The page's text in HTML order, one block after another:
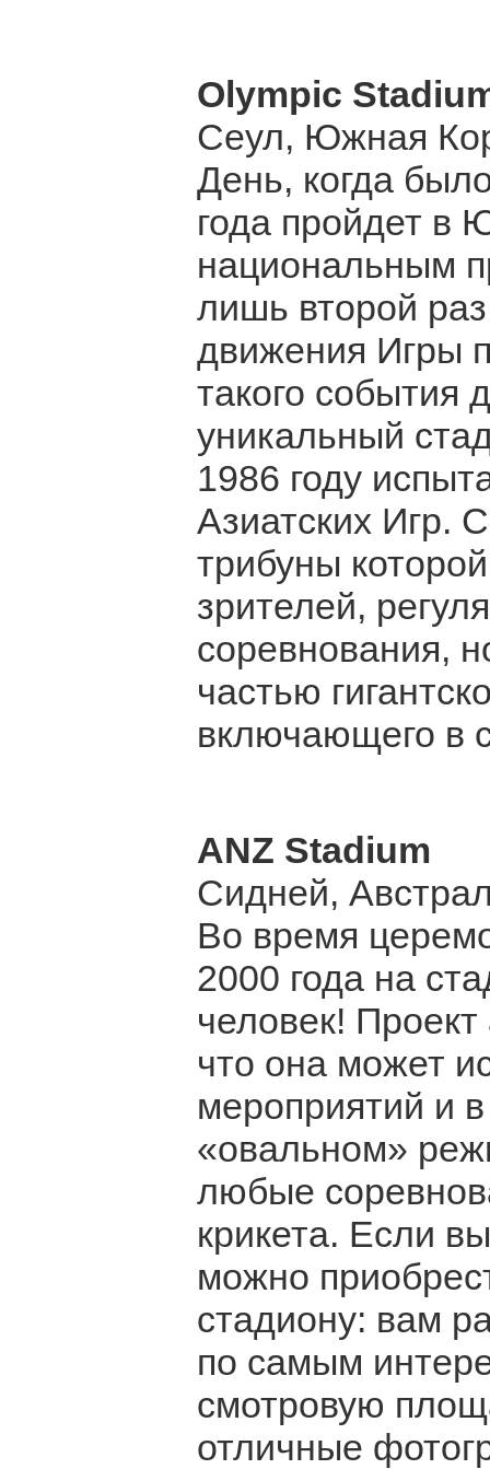
Olympic
Сеул, Южная
День, когда
года пройдет в
национальным
лишь второй
движения Игры
такого события
уникальный
1986 году
Азиатских Игр.
трибуны
зрителей,
соревнования,
частью
включающего в
ANZ Stadium
Сидней,
Во время
2000 года на
человек!
что она может
мероприятий и
«овальном»
любые
крикета. Если
можно
стадиону: вам
по самым
смотровую
отличные